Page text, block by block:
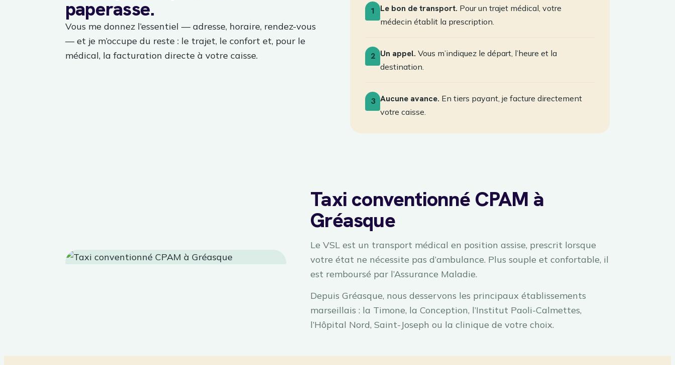
paperasse.
Vous me donnez l’essentiel — adresse, horaire, rendez-vous
— et je m’occupe du reste : le trajet, le confort et, pour le
médical, la facturation directe à votre caisse.
1 Le bon de transport. Pour un trajet médical, votre
médecin établit la prescription.
2 Un appel. Vous m’indiquez le départ, l’heure et la
destination.
3 Aucune avance. En tiers payant, je facture directement
votre caisse.
Taxi conventionné CPAM à
Gréasque
Le VSL est un transport médical en position assise, prescrit lorsque
votre état ne nécessite pas d’ambulance. Plus souple et confortable, il
est remboursé par l’Assurance Maladie.
Depuis Gréasque, nous desservons les principaux établissements
marseillais : la Timone, la Conception, l’Institut Paoli-Calmettes,
l’Hôpital Nord, Saint-Joseph ou la clinique de votre choix.